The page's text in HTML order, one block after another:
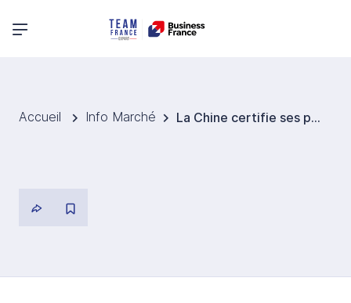
Menu principal
Accueil Info Marché La Chine certifie ses premiers médecins en chirurgie assistée par IA, à Shangai.